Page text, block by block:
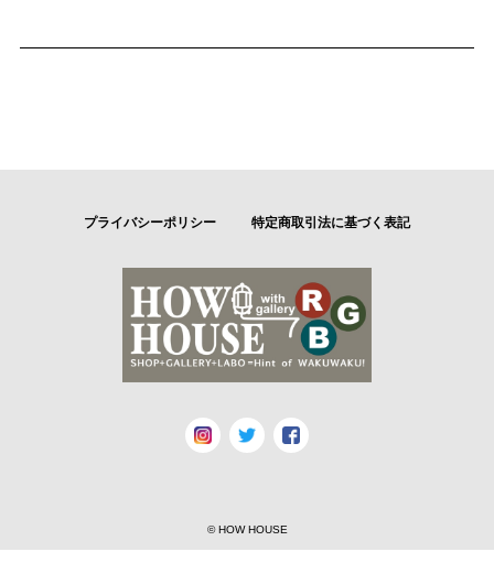
プライバシーポリシー 特定商取引法に基づく表記
© HOW HOUSE